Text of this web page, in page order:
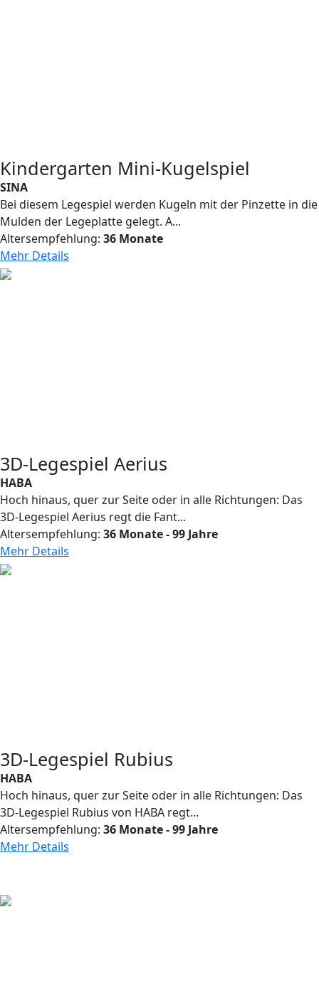
Kindergarten Mini-Kugelspiel
SINA
Bei diesem Legespiel werden Kugeln mit der Pinzette in die
Mulden der Legeplatte gelegt. A...
Altersempfehlung: 36 Monate
Mehr Details
3D-Legespiel Aerius
HABA
Hoch hinaus, quer zur Seite oder in alle Richtungen: Das
3D-Legespiel Aerius regt die Fant...
Altersempfehlung: 36 Monate - 99 Jahre
Mehr Details
3D-Legespiel Rubius
HABA
Hoch hinaus, quer zur Seite oder in alle Richtungen: Das
3D-Legespiel Rubius von HABA regt...
Altersempfehlung: 36 Monate - 99 Jahre
Mehr Details